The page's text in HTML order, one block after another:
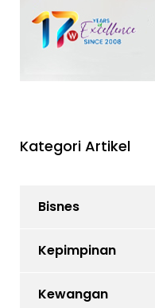
Kategori Artikel
Bisnes
Kepimpinan
Kewangan